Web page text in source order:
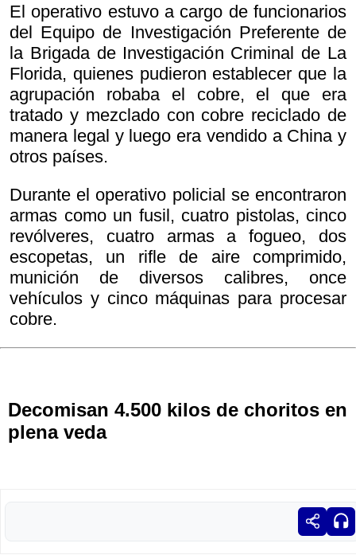
El operativo estuvo a cargo de funcionarios
del Equipo de Investigación Preferente de
la Brigada de Investigación Criminal de La
Florida, quienes pudieron establecer que la
agrupación robaba el cobre, el que era
tratado y mezclado con cobre reciclado de
manera legal y luego era vendido a China y
otros países.
Durante el operativo policial se encontraron
armas como un fusil, cuatro pistolas, cinco
revólveres, cuatro armas a fogueo, dos
escopetas, un rifle de aire comprimido,
munición de diversos calibres, once
vehículos y cinco máquinas para procesar
cobre.
Decomisan 4.500 kilos de choritos en
plena veda